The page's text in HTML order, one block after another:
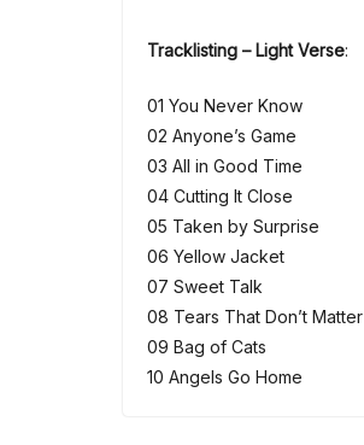
Tracklisting – Light Verse:
01 You Never Know
02 Anyone’s Game
03 All in Good Time
04 Cutting It Close
05 Taken by Surprise
06 Yellow Jacket
07 Sweet Talk
08 Tears That Don’t Matter
09 Bag of Cats
10 Angels Go Home